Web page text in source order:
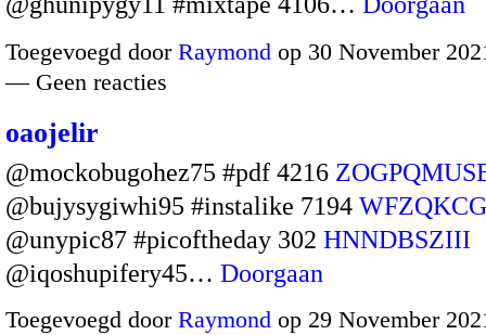
Toegevoegd door Raymond op 30 November
— Geen reacties
oaojelir
@mockobugohez75 #pdf 4216
@bujysygiwhi95 #instalike 7194
@unypic87 #picoftheday 302 HNNDBSZIII
@iqoshupifery45… Doorgaan
Toegevoegd door Raymond op 29 November